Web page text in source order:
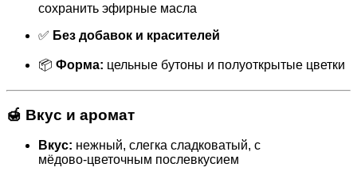
сохранить эфирные масла
✅ Без добавок и красителей
📦 Форма: цельные бутоны и полуоткрытые цветки
🍯 Вкус и аромат
Вкус: нежный, слегка сладковатый, с
мёдово‑цветочным послевкусием